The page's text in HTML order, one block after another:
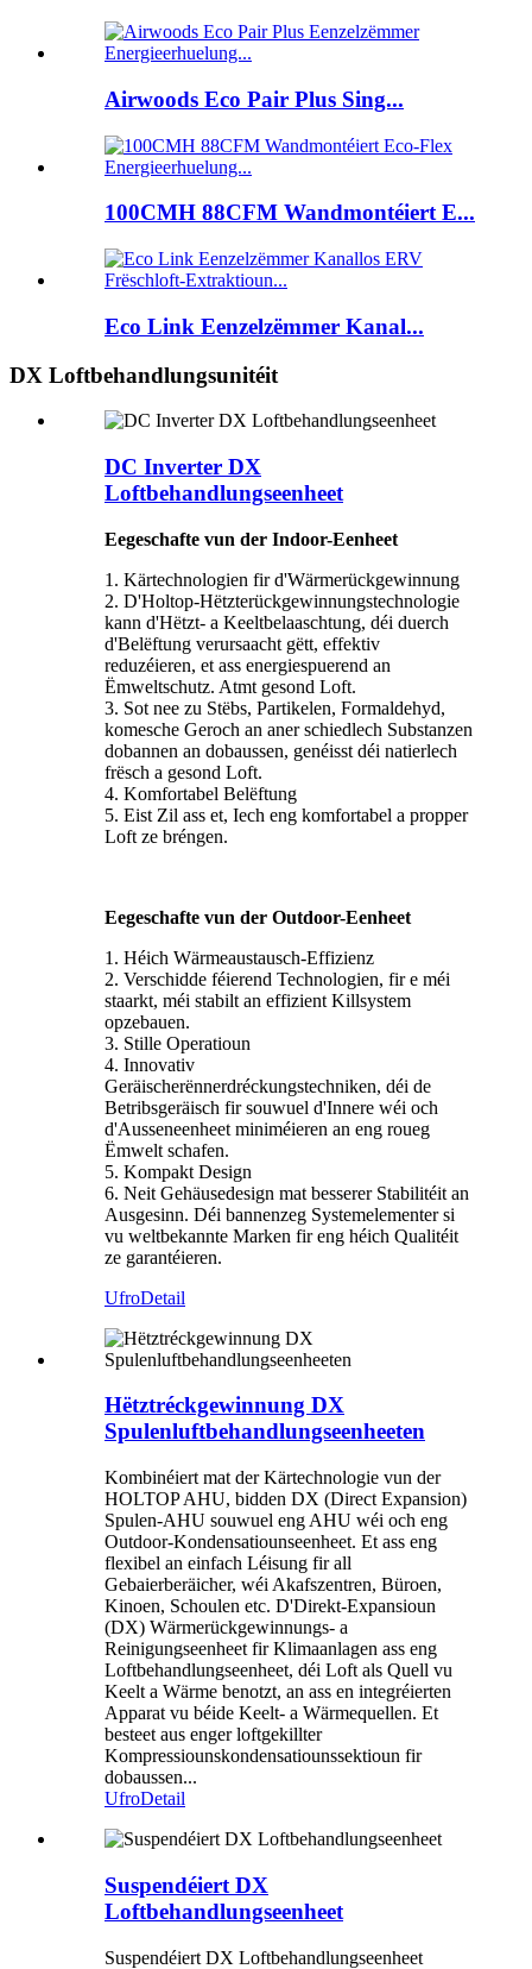
Airwoods Eco Pair Plus Sing...
100CMH 88CFM Wandmontéiert E...
Eco Link Eenzelzëmmer Kanal...
DX Loftbehandlungsunitéit
DC Inverter DX
Loftbehandlungseenheet
Eegeschafte vun der Indoor-Eenheet
1. Kärtechnologien fir d'Wärmerückgewinnung
2. D'Holtop-Hëtzterückgewinnungstechnologie
kann d'Hëtzt- a Keeltbelaaschtung, déi duerch
d'Belëftung verursaacht gëtt, effektiv
reduzéieren, et ass energiespuerend an
Ëmweltschutz. Atmt gesond Loft.
3. Sot nee zu Stëbs, Partikelen, Formaldehyd,
komesche Geroch an aner schiedlech Substanzen
dobannen an dobaussen, genéisst déi natierlech
frësch a gesond Loft.
4. Komfortabel Belëftung
5. Eist Zil ass et, Iech eng komfortabel a propper
Loft ze bréngen.
Eegeschafte vun der Outdoor-Eenheet
1. Héich Wärmeaustausch-Effizienz
2. Verschidde féierend Technologien, fir e méi
staarkt, méi stabilt an effizient Killsystem
opzebauen.
3. Stille Operatioun
4. Innovativ
Geräischerënnerdréckungstechniken, déi de
Betribsgeräisch fir souwuel d'Innere wéi och
d'Ausseneenheet miniméieren an eng roueg
Ëmwelt schafen.
5. Kompakt Design
6. Neit Gehäusedesign mat besserer Stabilitéit an
Ausgesinn. Déi bannenzeg Systemelementer si
vu weltbekannte Marken fir eng héich Qualitéit
ze garantéieren.
UfroDetail
Hëtztréckgewinnung DX
Spulenluftbehandlungseenheeten
Kombinéiert mat der Kärtechnologie vun der
HOLTOP AHU, bidden DX (Direct Expansion)
Spulen-AHU souwuel eng AHU wéi och eng
Outdoor-Kondensatiounseenheet. Et ass eng
flexibel an einfach Léisung fir all
Gebaierberäicher, wéi Akafszentren, Büroen,
Kinoen, Schoulen etc. D'Direkt-Expansioun
(DX) Wärmerückgewinnungs- a
Reinigungseenheet fir Klimaanlagen ass eng
Loftbehandlungseenheet, déi Loft als Quell vu
Keelt a Wärme benotzt, an ass en integréierten
Apparat vu béide Keelt- a Wärmequellen. Et
besteet aus enger loftgekillter
Kompressiounskondensatiounssektioun fir
dobaussen...
UfroDetail
Suspendéiert DX
Loftbehandlungseenheet
Suspendéiert DX Loftbehandlungseenheet